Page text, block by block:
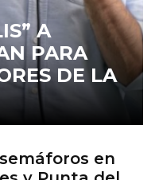
A
PARA
DE LA
en